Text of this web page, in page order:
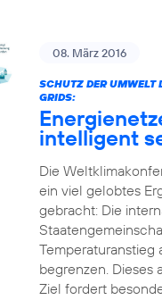
08. März 2016
SCHUTZ DER UMWELT
GRIDS:
intelligent
Die
ein viel gelobtes
gebracht: Die
Temperaturanstieg
begrenzen. Dieses
Ziel fordert